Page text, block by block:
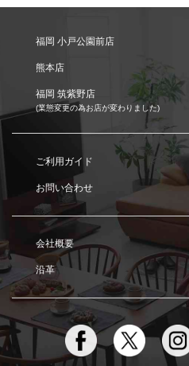
福岡 小戸公園前店
熊本店
福岡 筑紫野店
(業態変更の為お店が変わりました)
ご利用ガイド
お問い合わせ
会社概要
沿革